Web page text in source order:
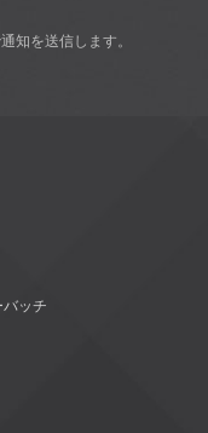
知を送信します。
ッチ